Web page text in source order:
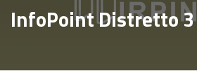
InfoPoint Distretto 3